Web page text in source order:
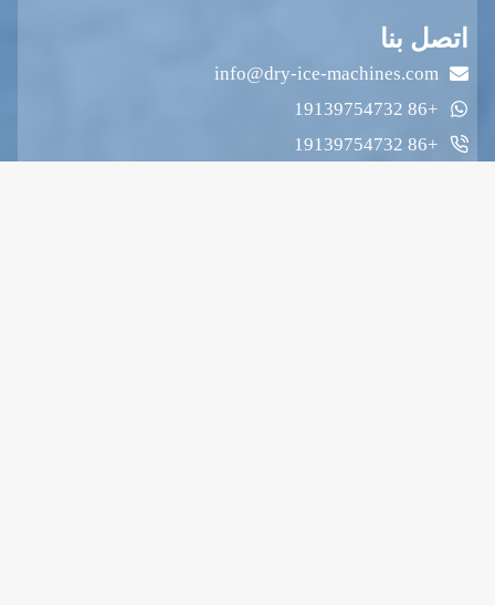
اتصل بنا
info@dry-ice-machines.com
+86 19139754732
+86 19139754732